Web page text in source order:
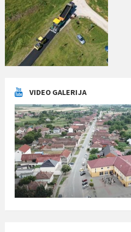
VIDEO GALERIJA